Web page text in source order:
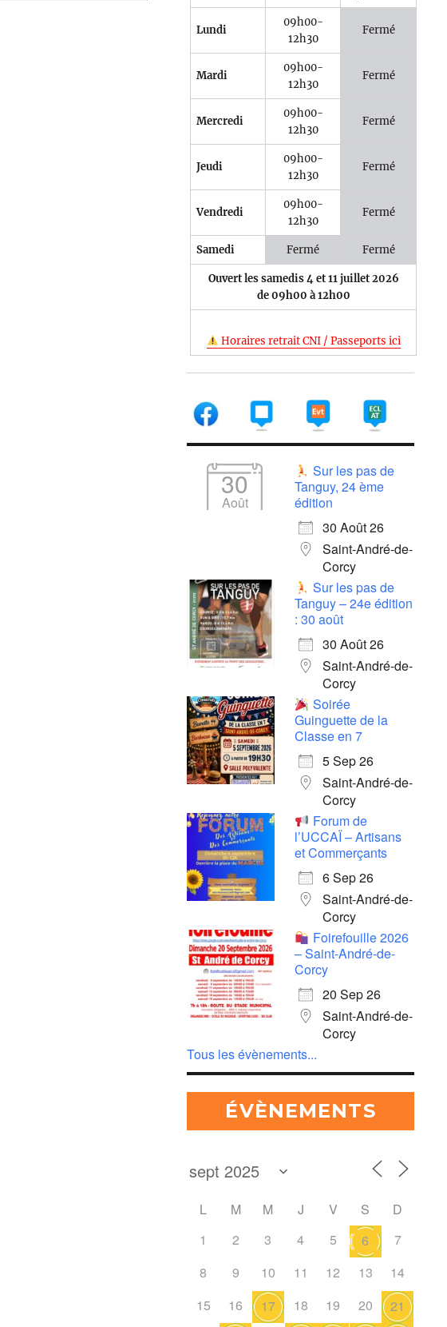
Lundi
09h00-
12h30
Fermé
Mardi
09h00-
12h30
Fermé
Mercredi
09h00-
12h30
Fermé
Jeudi
09h00-
12h30
Fermé
Vendredi
09h00-
12h30
Fermé
Samedi Fermé Fermé
Ouvert les samedis 4 et 11 juillet 2026
de 09h00 à 12h00
Horaires retrait CNI / Passeports ici
30
Août
Sur les pas de
Tanguy, 24 ème
édition
30 Août 26
Saint-André-de-
Corcy
Sur les pas de
Tanguy – 24e édition
: 30 août
30 Août 26
Saint-André-de-
Corcy
Soirée
Guinguette de la
Classe en 7
5 Sep 26
Saint-André-de-
Corcy
Forum de
l’UCCAÏ – Artisans
et Commerçants
6 Sep 26
Saint-André-de-
Corcy
Foirefouille 2026
– Saint-André-de-
Corcy
20 Sep 26
Saint-André-de-
Corcy
Tous les évènements...
ÉVÈNEMENTS
L M M J V S
D
1
2 3 4 5 6
7
8
9 10 11 12 13
14
15
16 17 18 19 20
21